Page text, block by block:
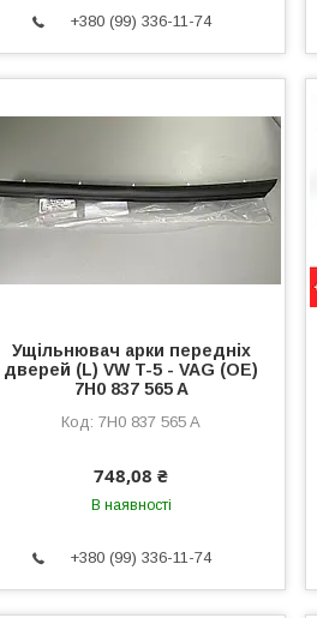
+380 (99) 336-11-74
Ущільнювач арки передніх
дверей (L) VW T-5 - VAG (OE)
7H0 837 565 A
7H0 837 565 A
748,08 ₴
В наявності
+380 (99) 336-11-74